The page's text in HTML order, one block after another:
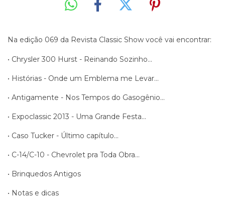
Na edição 069 da Revista Classic Show você vai encontrar:
• Chrysler 300 Hurst - Reinando Sozinho...
• Histórias - Onde um Emblema me Levar...
• Antigamente - Nos Tempos do Gasogênio...
• Expoclassic 2013 - Uma Grande Festa...
• Caso Tucker - Último capítulo...
• C-14/C-10 - Chevrolet pra Toda Obra...
• Brinquedos Antigos
• Notas e dicas